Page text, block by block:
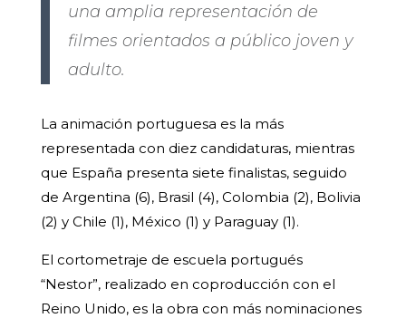
una amplia representación de
filmes orientados a público joven y
adulto.
La animación portuguesa es la más
representada con diez candidaturas, mientras
que España presenta siete finalistas, seguido
de Argentina (6), Brasil (4), Colombia (2), Bolivia
(2) y Chile (1), México (1) y Paraguay (1).
El cortometraje de escuela portugués
“Nestor”, realizado en coproducción con el
Reino Unido, es la obra con más nominaciones